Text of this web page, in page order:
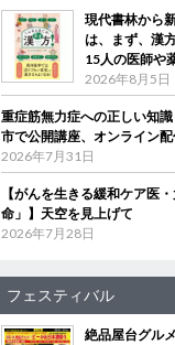
現代書林から
は、まず、漢
15人の医師や
2026年8月5日
重症筋無力症への正しい知
市で公開講座、オンライン配
2026年7月31日
【がんを生きる緩和ケア医
命」】天空を見上げて
2026年7月28日
フェスティバル
絶品屋台グル